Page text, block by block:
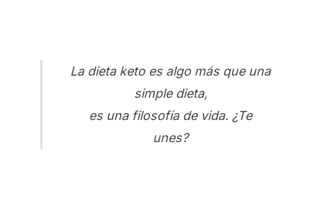
La dieta keto es algo más que una
simple dieta,
es una filosofía de vida. ¿Te
unes?